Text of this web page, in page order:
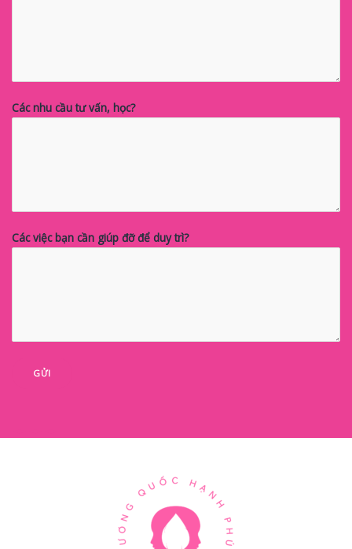
Các nhu cầu tư vấn, học?
Các việc bạn cần giúp đỡ để duy trì?
GỬI